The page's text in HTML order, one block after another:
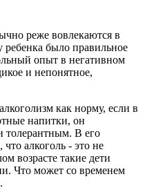
реже вовлекаются в
ребенка было правильное
опыт в негативном
и непонятное,
как норму, если в
напитки, он
толерантным. В его
алкоголь - это не
возрасте такие дети
Что может со временем
.